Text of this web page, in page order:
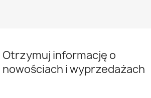
Otrzymuj informację o
nowościach i wyprzedażach